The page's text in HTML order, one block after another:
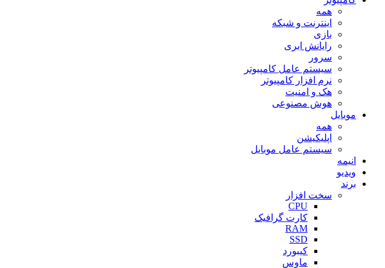
همه
اینترنت و شبکه
بازی
رایانش ابری
سرور
سیستم عامل کامپیوتر
نرم افزار کامپیوتر
هک و امنیت
هوش مصنوعی
موبایل
همه
اپلیکیشن
سیستم عامل موبایل
انیمه
ویدیو
برند
سخت افزار
CPU
کارت گرافیک
RAM
SSD
کیبورد
ماوس